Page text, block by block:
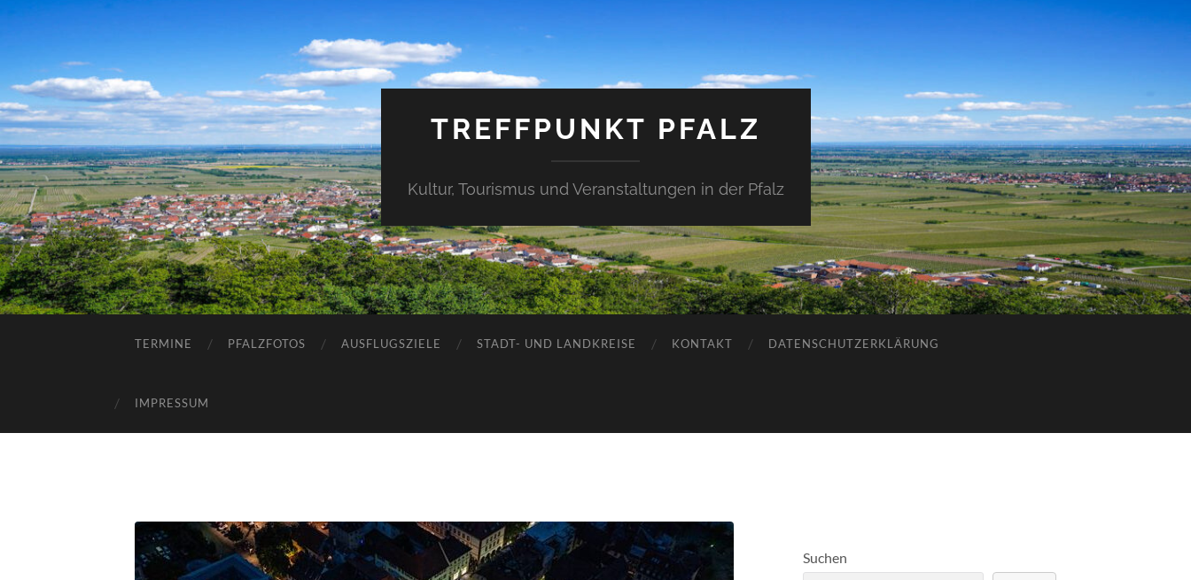
TREFFPUNKT PFALZ
Kultur, Tourismus und Veranstaltungen in der Pfalz
TERMINE PFALZFOTOS AUSFLUGSZIELE STADT- UND LANDKREISE KONTAKT DATENSCHUTZERKLÄRUNG
IMPRESSUM
Suchen